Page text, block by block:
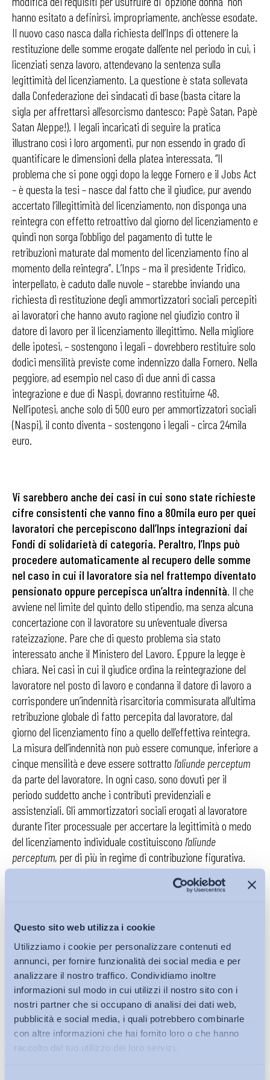
Questo sito web utilizza i cookie
Utilizziamo i cookie per personalizzare contenuti ed
annunci, per fornire funzionalità dei social media e per
analizzare il nostro traffico. Condividiamo inoltre
informazioni sul modo in cui utilizzi il nostro sito con i
nostri partner che si occupano di analisi dei dati web,
pubblicità e social media, i quali potrebbero combinarle
con altre informazioni che hai fornito loro o che hanno
raccolto dal tuo utilizzo dei loro servizi.
hanno esitato a definirsi, impropriamente, anch’esse esodate.
Il nuovo caso nasca dalla richiesta dell’Inps di ottenere la
restituzione delle somme erogate dall’ente nel periodo in cui, i
licenziati senza lavoro, attendevano la sentenza sulla
legittimità del licenziamento. La questione è stata sollevata
dalla Confederazione dei sindacati di base (basta citare la
sigla per affrettarsi all’esorcismo dantesco: Papè Satan, Papè
Satan Aleppe!). I legali incaricati di seguire la pratica
illustrano così i loro argomenti, pur non essendo in grado di
quantificare le dimensioni della platea interessata. “Il
problema che si pone oggi dopo la legge Fornero e il Jobs Act
– è questa la tesi – nasce dal fatto che il giudice, pur avendo
accertato l’illegittimità del licenziamento, non disponga una
reintegra con effetto retroattivo dal giorno del licenziamento e
quindi non sorga l’obbligo del pagamento di tutte le
retribuzioni maturate dal momento del licenziamento fino al
momento della reintegra’’. L’Inps – ma il presidente Tridico,
interpellato, è caduto dalle nuvole – starebbe inviando una
richiesta di restituzione degli ammortizzatori sociali percepiti
ai lavoratori che hanno avuto ragione nel giudizio contro il
datore di lavoro per il licenziamento illegittimo. Nella migliore
delle ipotesi, – sostengono i legali – dovrebbero restituire solo
dodici mensilità previste come indennizzo dalla Fornero. Nella
peggiore, ad esempio nel caso di due anni di cassa
integrazione e due di Naspi, dovranno restituirne 48.
Nell’ipotesi, anche solo di 500 euro per ammortizzatori sociali
(Naspi), il conto diventa – sostengono i legali – circa 24mila
euro.
Vi sarebbero anche dei casi in cui sono state richieste
cifre consistenti che vanno fino a 80mila euro per quei
lavoratori che percepiscono dall’Inps integrazioni dai
Fondi di solidarietà di categoria. Peraltro, l’Inps può
procedere automaticamente al recupero delle somme
nel caso in cui il lavoratore sia nel frattempo diventato
pensionato oppure percepisca un’altra indennità . Il che
avviene nel limite del quinto dello stipendio, ma senza alcuna
concertazione con il lavoratore su un’eventuale diversa
rateizzazione. Pare che di questo problema sia stato
interessato anche il Ministero del Lavoro. Eppure la legge è
chiara. Nei casi in cui il giudice ordina la reintegrazione del
lavoratore nel posto di lavoro e condanna il datore di lavoro a
corrispondere un’indennità risarcitoria commisurata all’ultima
retribuzione globale di fatto percepita dal lavoratore, dal
giorno del licenziamento fino a quello dell’effettiva reintegra.
La misura dell’indennità non può essere comunque, inferiore a
cinque mensilità e deve essere sottratto l’aliunde perceptum
da parte del lavoratore. In ogni caso, sono dovuti per il
periodo suddetto anche i contributi previdenziali e
assistenziali. Gli ammortizzatori sociali erogati al lavoratore
durante l’iter processuale per accertare la legittimità o medo
del licenziamento individuale costituiscono l’aliunde
perceptum, per di più in regime di contribuzione figurativa.
Non si capisce allora perché queste erogazioni (con relativa
copertura previdenziale e assistenziale) non dovrebbero
percepite in un nuovo impiego dal lavoratore in attesa di
giustizia.
Inoltre, su di una questione analoga è intervenuta di
recente la Consulta con la sentenza n. 8 dell’anno in
corso.Il Tribunale di Lecce, aveva sollevato la